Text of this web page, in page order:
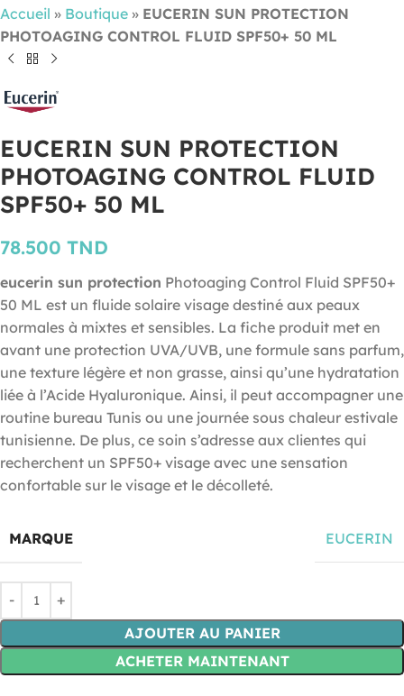
Accueil » Boutique » EUCERIN SUN PROTECTION
PHOTOAGING CONTROL FLUID SPF50+ 50 ML
EUCERIN SUN PROTECTION
PHOTOAGING CONTROL FLUID
SPF50+ 50 ML
78.500 TND
eucerin sun protection Photoaging Control Fluid SPF50+
50 ML est un fluide solaire visage destiné aux peaux
normales à mixtes et sensibles. La fiche produit met en
avant une protection UVA/UVB, une formule sans parfum,
une texture légère et non grasse, ainsi qu’une hydratation
liée à l’Acide Hyaluronique. Ainsi, il peut accompagner une
routine bureau Tunis ou une journée sous chaleur estivale
tunisienne. De plus, ce soin s’adresse aux clientes qui
recherchent un SPF50+ visage avec une sensation
confortable sur le visage et le décolleté.
MARQUE EUCERIN
AJOUTER AU PANIER
ACHETER MAINTENANT